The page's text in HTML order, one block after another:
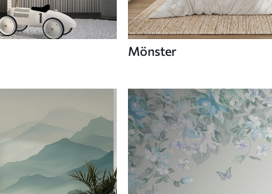
Mönster